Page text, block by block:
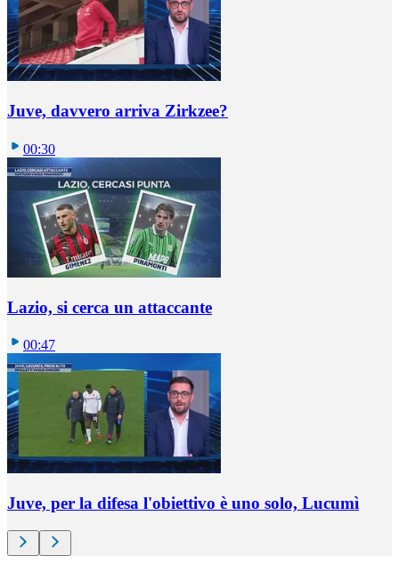
Juve, davvero arriva Zirkzee?
00:30
Lazio, si cerca un attaccante
00:47
Juve, per la difesa l'obiettivo è uno solo, Lucumì